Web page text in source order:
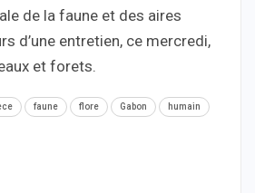
de la faune et des aires
d’une entretien, ce mercredi,
et forets.
faune flore Gabon humain